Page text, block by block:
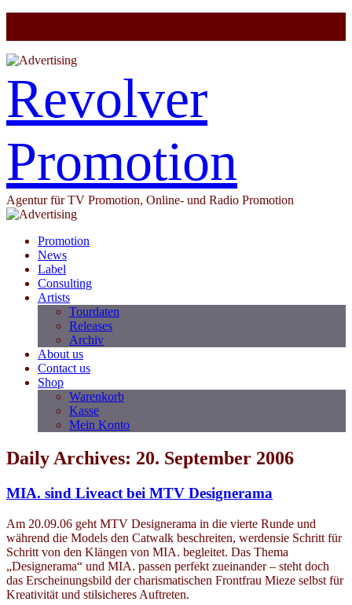
Revolver
Promotion
Agentur für TV Promotion, Online- und Radio Promotion
Promotion
News
Label
Consulting
Artists
Tourdaten
Releases
Archiv
About us
Contact us
Shop
Warenkorb
Kasse
Mein Konto
Daily Archives: 20. September 2006
MIA. sind Liveact bei MTV Designerama
Am 20.09.06 geht MTV Designerama in die vierte Runde und
während die Models den Catwalk beschreiten, werdensie Schritt für
Schritt von den Klängen von MIA. begleitet. Das Thema
„Designerama“ und MIA. passen perfekt zueinander – steht doch
das Erscheinungsbild der charismatischen Frontfrau Mieze selbst für
Kreativität und stilsicheres Auftreten.